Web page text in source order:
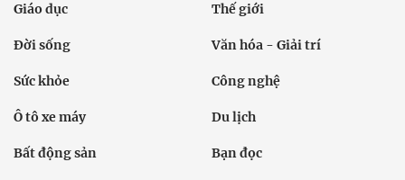
Giáo dục Thế giới
Đời sống Văn hóa - Giải trí
Sức khỏe Công nghệ
Ô tô xe máy Du lịch
Bất động sản Bạn đọc